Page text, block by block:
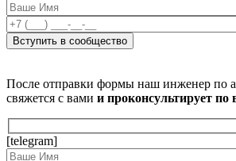
После отправки формы наш инженер по
свяжется с вами и проконсультирует по
[telegram]